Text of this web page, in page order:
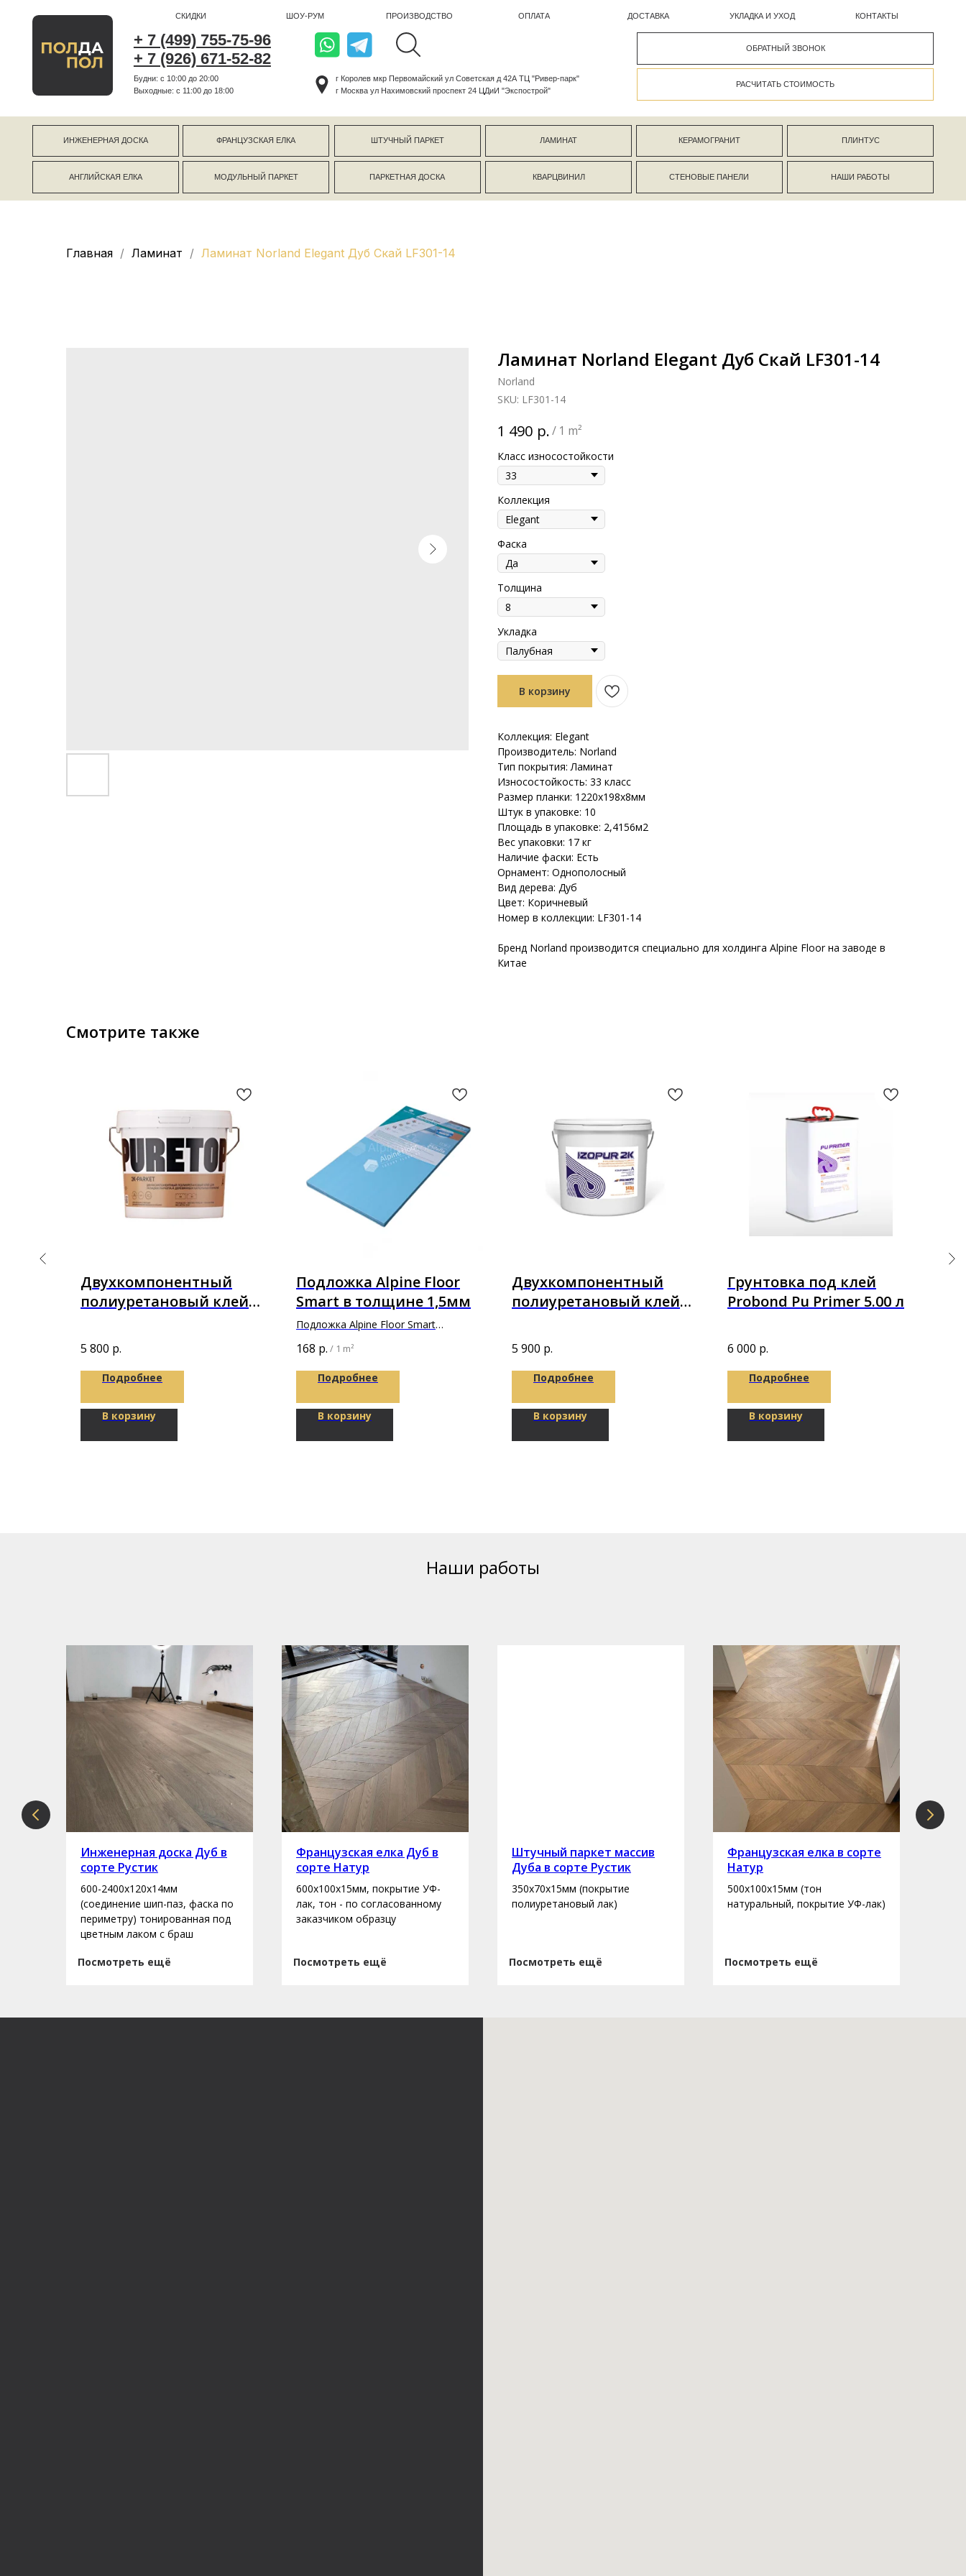
+ 7 (499) 755-75-96
+ 7 (926) 671-52-82
СКИДКИ ШОУ-РУМ ПРОИЗВОДСТВО КОНТАКТЫ
УКЛАДКА И УХОД
Будни: с 10:00 до 20:00
Выходные: c 11:00 до 18:00
г Москва ул Нахимовский проспект 24 ЦДиИ "Экспострой"
ИНЖЕНЕРНАЯ ДОСКА
АНГЛИЙСКАЯ ЕЛКА
ФРАНЦУЗСКАЯ ЕЛКА
ПАРКЕТНАЯ ДОСКА
МОДУЛЬНЫЙ ПАРКЕТ
ШТУЧНЫЙ ПАРКЕТ
КВАРЦВИНИЛ
КЕРАМОГРАНИТ
СТЕНОВЫЕ ПАНЕЛИ
ЛАМИНАТ
НАШИ РАБОТЫ
ПЛИНТУС
Главная Ламинат Ламинат Norland Elegant Дуб Скай LF301-14
Ламинат Norland Elegant Дуб Скай LF301-14
Norland
SKU: LF301-14
1 490 р./ 1 m²
Класс износостойкости
Коллекция
Фаска
Толщина
Укладка
В корзину
Коллекция: Elegant
Производитель: Norland
Тип покрытия: Ламинат
Износостойкость: 33 класс
Размер планки: 1220х198х8мм
Штук в упаковке: 10
Площадь в упаковке: 2,4156м2
Вес упаковки: 17 кг
Наличие фаски: Есть
Орнамент: Однополосный
Вид дерева: Дуб
Цвет: Коричневый
Номер в коллекции: LF301-14
Бренд Norland производится специально для холдинга Alpine Floor на заводе в
Китае
Смотрите также
Двухкомпонентный
полиуретановый клей
8,1кг
5 800 р.
Подробнее
В корзину
Подложка Alpine Floor
Smart в толщине 1,5мм
Подложка Alpine Floor Smart
168 р. / 1 m²
Подробнее
В корзину
Двухкомпонентный
полиуретановый клей
5 900 р.
Подробнее
В корзину
Грунтовка под клей
Probond Pu Primer 5.00 л
6 000 р.
Подробнее
В корзину
Наши работы
Инженерная доска Дуб в
сорте Рустик
600-2400х120х14мм
(соединение шип-паз, фаска по
периметру) тонированная под
цветным лаком с браш
Посмотреть ещё
Французская елка Дуб в
сорте Натур
600х100х15мм, покрытие УФ-
лак, тон - по согласованному
заказчиком образцу
Посмотреть ещё
Штучный паркет массив
Дуба в сорте Рустик
350х70х15мм (покрытие
полиуретановый лак)
Посмотреть ещё
Французская елка в сорте
Натур
500х100х15мм (тон
натуральный, покрытие УФ-лак)
Посмотреть ещё